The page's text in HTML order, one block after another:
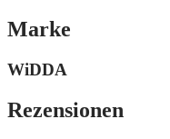
Marke
WiDDA
Rezensionen